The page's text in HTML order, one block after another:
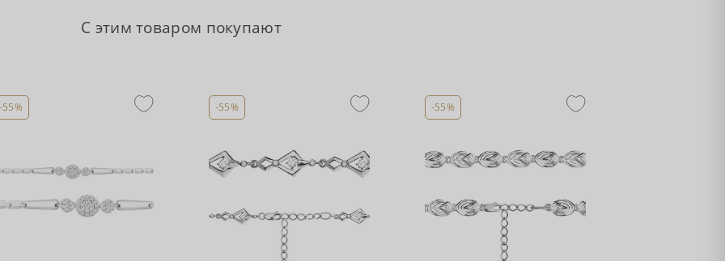
С этим товаром покупают
55% -55% -55%